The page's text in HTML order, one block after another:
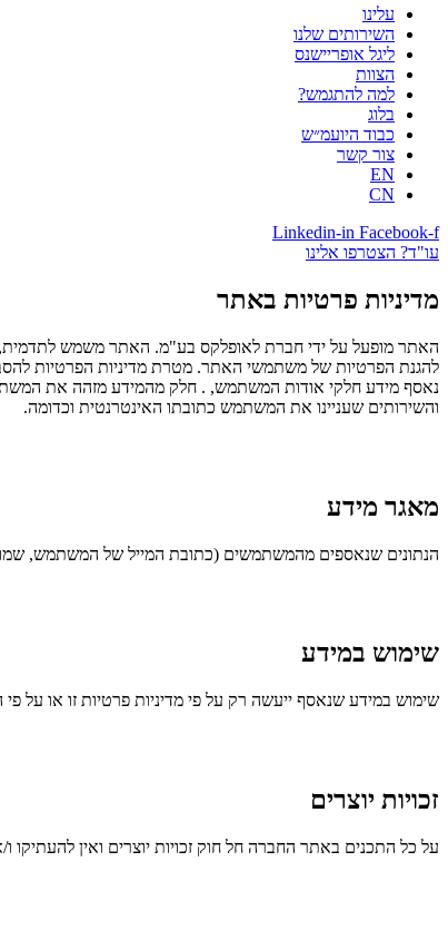
עלינו
השירותים שלנו
ליגל אופריישנס
הצוות
למה להתגמש?
בלוג
כבוד היועמ״ש
צור קשר
EN
CN
Linkedin-in Facebook-f
עו"ד? הצטרפו אלינו
מדיניות פרטיות באתר
האתר מופעל על ידי חברת לאופלקס בע"מ. האתר משמש לתדמית,
להגנת הפרטיות של משתמשי האתר. מטרת מדיניות הפרטיות
נאסף מידע חלקי אודות המשתמש, . חלק מהמידע מזהה את
והשירותים שעניינו את המשתמש כתובתו האינטרנטית וכדומה.
מאגר מידע
הנתונים שנאספים מהמשתמשים (כתובת המייל של המשתמש,
שימוש במידע
שימוש במידע שנאסף ייעשה רק על פי מדיניות פרטיות זו או על פי
זכויות יוצרים
על כל התכנים באתר החברה חל חוק זכויות יוצרים ואין